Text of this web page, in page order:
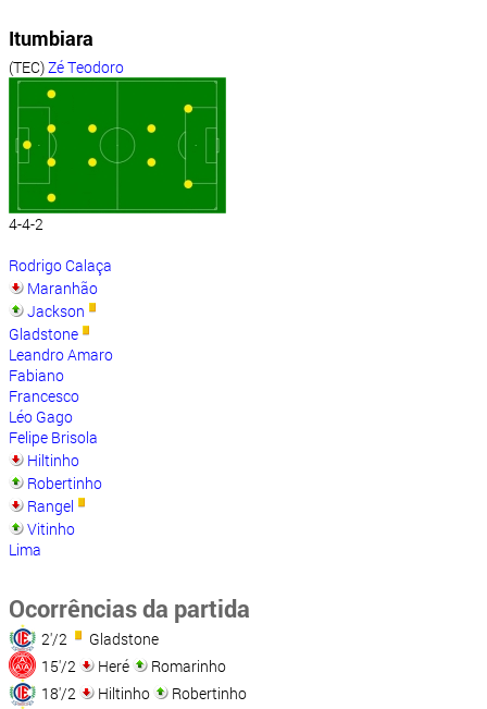
Itumbiara
(TEC)Zé Teodoro
4-4-2
Rodrigo Calaça
Maranhão
Jackson
Gladstone
Leandro Amaro
Fabiano
Francesco
Léo Gago
Felipe Brisola
Hiltinho
Robertinho
Rangel
Vitinho
Lima
Ocorrências da partida
2'/2
Gladstone
15'/2
Heré
Romarinho
18'/2
Hiltinho
Robertinho